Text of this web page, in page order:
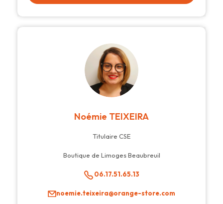
Noémie TEIXEIRA
Titulaire CSE
Boutique de Limoges Beaubreuil
06.17.51.65.13
noemie.teixeira@orange-store.com